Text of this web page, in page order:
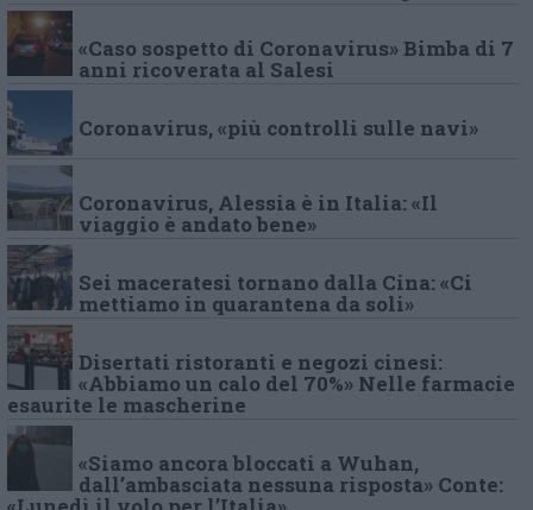
«Caso sospetto di Coronavirus» Bimba di 7
anni ricoverata al Salesi
Coronavirus, «più controlli sulle navi»
Coronavirus, Alessia è in Italia: «Il
viaggio è andato bene»
Sei maceratesi tornano dalla Cina: «Ci
mettiamo in quarantena da soli»
Disertati ristoranti e negozi cinesi:
«Abbiamo un calo del 70%» Nelle farmacie
esaurite le mascherine
«Siamo ancora bloccati a Wuhan,
dall’ambasciata nessuna risposta» Conte: